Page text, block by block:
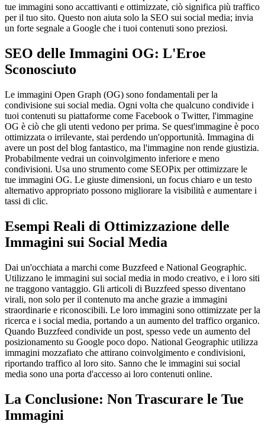
tue immagini sono accattivanti e ottimizzate, ciò significa più traffico
per il tuo sito. Questo non aiuta solo la SEO sui social media; invia
un forte segnale a Google che i tuoi contenuti sono preziosi.
SEO delle Immagini OG: L'Eroe
Sconosciuto
Le immagini Open Graph (OG) sono fondamentali per la
condivisione sui social media. Ogni volta che qualcuno condivide i
tuoi contenuti su piattaforme come Facebook o Twitter, l'immagine
OG è ciò che gli utenti vedono per prima. Se quest'immagine è poco
ottimizzata o irrilevante, stai perdendo un'opportunità. Immagina di
avere un post del blog fantastico, ma l'immagine non rende giustizia.
Probabilmente vedrai un coinvolgimento inferiore e meno
condivisioni. Usa uno strumento come SEOPix per ottimizzare le
tue immagini OG. Le giuste dimensioni, un focus chiaro e un testo
alternativo appropriato possono migliorare la visibilità e aumentare i
tassi di clic.
Esempi Reali di Ottimizzazione delle
Immagini sui Social Media
Dai un'occhiata a marchi come Buzzfeed e National Geographic.
Utilizzano le immagini sui social media in modo creativo, e i loro siti
ne traggono vantaggio. Gli articoli di Buzzfeed spesso diventano
virali, non solo per il contenuto ma anche grazie a immagini
straordinarie e riconoscibili. Le loro immagini sono ottimizzate per la
ricerca e i social media, portando a un aumento del traffico organico.
Quando Buzzfeed condivide un post, spesso vede un aumento del
posizionamento su Google poco dopo. National Geographic utilizza
immagini mozzafiato che attirano coinvolgimento e condivisioni,
riportando traffico al loro sito. Sanno che le immagini sui social
media sono una porta d'accesso ai loro contenuti online.
La Conclusione: Non Trascurare le Tue
Immagini